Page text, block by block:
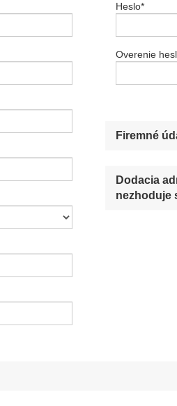
Heslo*
Overenie
Firemné
Dodacia
nezhoduje